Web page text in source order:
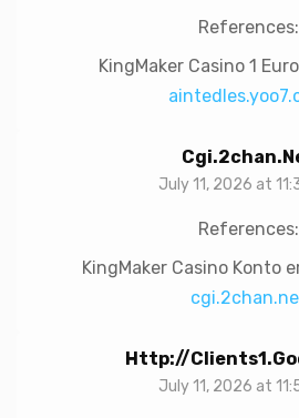
References:
KingMaker Casino 1
July 11, 2026 at
References:
KingMaker Casino Konto
Http://
July 11, 2026 at